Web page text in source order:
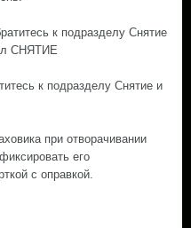
к подразделу Снятие
л СНЯТИЕ
к подразделу Снятие и
при отворачивании
его
с оправкой.